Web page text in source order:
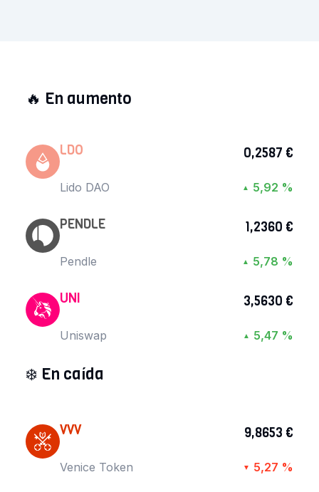
🔥 En aumento
LDO
Lido DAO
0,2587 €
▲ 5,92 %
PENDLE
Pendle
1,2360 €
▲ 5,78 %
UNI
Uniswap
3,5630 €
▲ 5,47 %
❄️ En caída
VVV
Venice Token
9,8653 €
▼ 5,27 %